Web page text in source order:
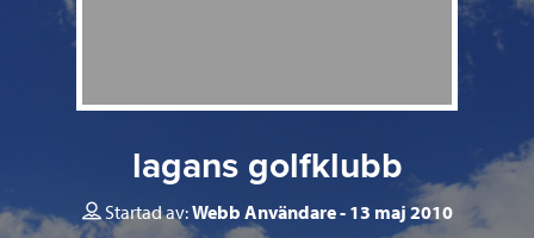
lagans golfklubb
Startad av:Webb Användare 13 maj 2010